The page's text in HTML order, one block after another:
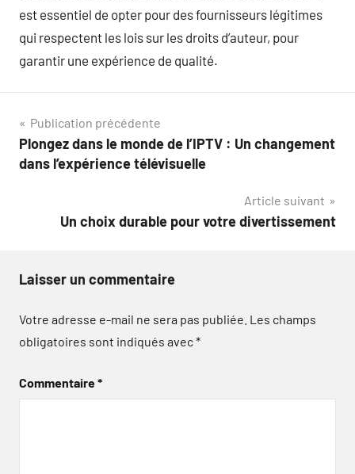
est essentiel de opter pour des fournisseurs légitimes
qui respectent les lois sur les droits d’auteur, pour
garantir une expérience de qualité.
Navigation
de
Publication précédente
Plongez dans le monde de l’IPTV : Un changement
dans l’expérience télévisuelle
Article suivant
Un choix durable pour votre divertissement
Laisser un commentaire
Votre adresse e-mail ne sera pas publiée. Les champs
obligatoires sont indiqués avec*
Commentaire*